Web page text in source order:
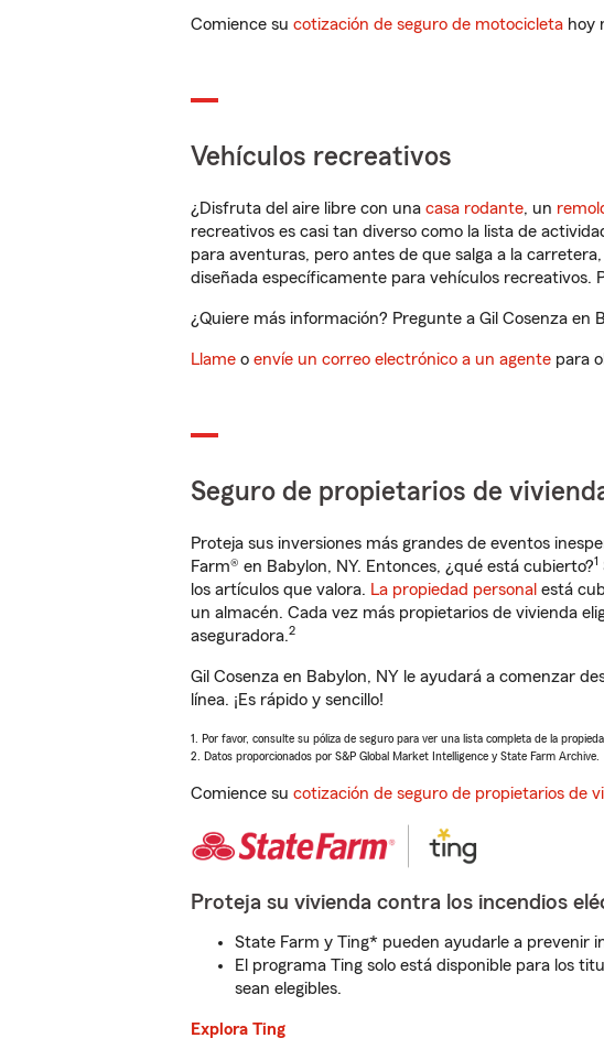
Comience su cotización de seguro de motocicleta hoy
Vehículos recreativos
¿Disfruta del aire libre con una casa rodante, un
recreativos es casi tan diverso como la lista de
para aventuras, pero antes de que salga a la
diseñada específicamente para vehículos recreativos.
¿Quiere más información? Pregunte a Gil Cosenza en
Llame o envíe un correo electrónico a un agente para
Seguro de propietarios de
Proteja sus inversiones más grandes de eventos
Farm® en Babylon, NY. Entonces, ¿qué está cubierto?1
los artículos que valora. La propiedad personal está
un almacén. Cada vez más propietarios de vivienda
aseguradora.2
Gil Cosenza en Babylon, NY le ayudará a comenzar
línea. ¡Es rápido y sencillo!
1. Por favor, consulte su póliza de seguro para ver una lista completa de la
2. Datos proporcionados por S&P Global Market Intelligence y State Farm Archive.
Comience su cotización de seguro de propietarios de
Proteja su vivienda contra los incendios
State Farm y Ting* pueden ayudarle a prevenir
El programa Ting solo está disponible para los
sean elegibles.
Explora Ting